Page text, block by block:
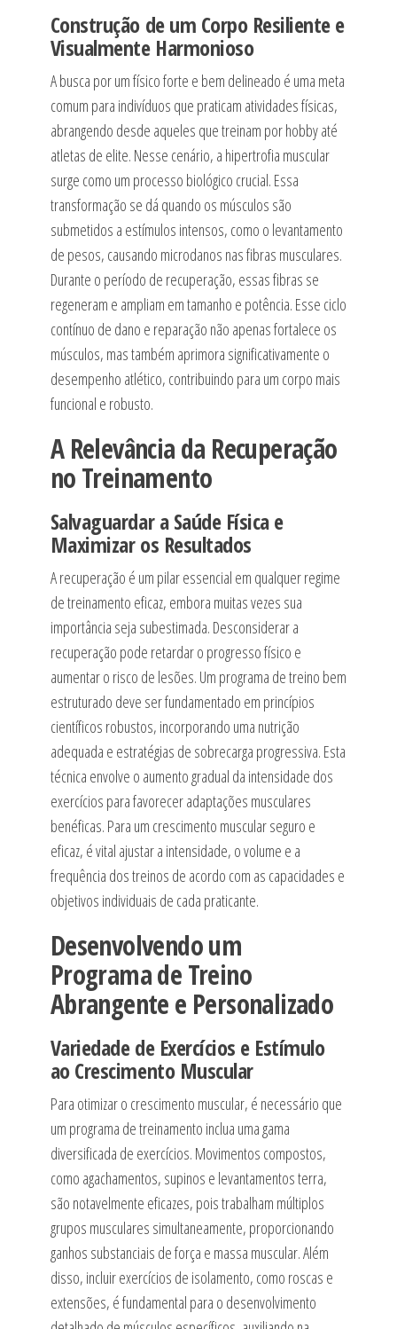
Construção de um Corpo Resiliente e
Visualmente Harmonioso
A busca por um físico forte e bem delineado é uma meta
comum para indivíduos que praticam atividades físicas,
abrangendo desde aqueles que treinam por hobby até
atletas de elite. Nesse cenário, a hipertrofia muscular
surge como um processo biológico crucial. Essa
transformação se dá quando os músculos são
submetidos a estímulos intensos, como o levantamento
de pesos, causando microdanos nas fibras musculares.
Durante o período de recuperação, essas fibras se
regeneram e ampliam em tamanho e potência. Esse ciclo
contínuo de dano e reparação não apenas fortalece os
músculos, mas também aprimora significativamente o
desempenho atlético, contribuindo para um corpo mais
funcional e robusto.
A Relevância da Recuperação
no Treinamento
Salvaguardar a Saúde Física e
Maximizar os Resultados
A recuperação é um pilar essencial em qualquer regime
de treinamento eficaz, embora muitas vezes sua
importância seja subestimada. Desconsiderar a
recuperação pode retardar o progresso físico e
aumentar o risco de lesões. Um programa de treino bem
estruturado deve ser fundamentado em princípios
científicos robustos, incorporando uma nutrição
adequada e estratégias de sobrecarga progressiva. Esta
técnica envolve o aumento gradual da intensidade dos
exercícios para favorecer adaptações musculares
benéficas. Para um crescimento muscular seguro e
eficaz, é vital ajustar a intensidade, o volume e a
frequência dos treinos de acordo com as capacidades e
objetivos individuais de cada praticante.
Desenvolvendo um
Programa de Treino
Abrangente e Personalizado
Variedade de Exercícios e Estímulo
ao Crescimento Muscular
Para otimizar o crescimento muscular, é necessário que
um programa de treinamento inclua uma gama
diversificada de exercícios. Movimentos compostos,
como agachamentos, supinos e levantamentos terra,
são notavelmente eficazes, pois trabalham múltiplos
grupos musculares simultaneamente, proporcionando
ganhos substanciais de força e massa muscular. Além
disso, incluir exercícios de isolamento, como roscas e
extensões, é fundamental para o desenvolvimento